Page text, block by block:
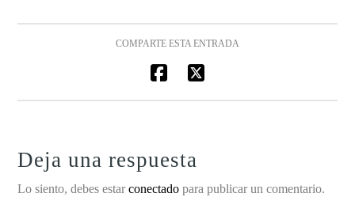
COMPARTE ESTA ENTRADA
Deja una respuesta
Lo siento, debes estarconectado para publicar un comentario.